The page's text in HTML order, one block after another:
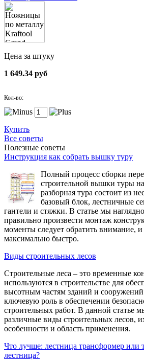
Цена за штуку
1 649.34 руб
Кол-во:
Купить
Все советы
Полезные советы
Инструкция как собрать вышку туру
Полный процесс сборки
строительной вышки туры
разборная тура состоит из
базовый блок, лестничные
гантели и стяжки. В статье мы
правильно произвести монтаж
моменты следует обратить внимание, и
максимально быстро.
Виды строительных лесов
Строительные леса – это временные
используются в строительстве для
высотным частям зданий и
ключевую роль в обеспечении
строительных работ. В данной статье
различные виды строительных лесов,
особенности и область применения.
Что лучше: лестница трансформер или
лестница?